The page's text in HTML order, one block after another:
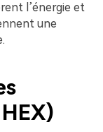
l’énergie et
une